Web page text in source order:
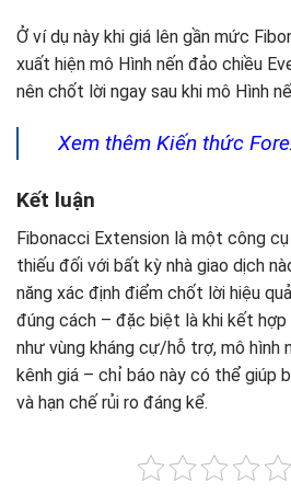
Ở ví dụ này khi giá lên gần mức
xuất hiện mô Hình nến đảo chiều
nên chốt lời ngay sau khi mô Hình
Xem thêm Kiến thức
Kết luận
Fibonacci Extension là một công
thiếu đối với bất kỳ nhà giao dịch
năng xác định điểm chốt lời hiệu
đúng cách – đặc biệt là khi kết
như vùng kháng cự/hỗ trợ, mô hình
kênh giá – chỉ báo này có thể giúp
và hạn chế rủi ro đáng kể.